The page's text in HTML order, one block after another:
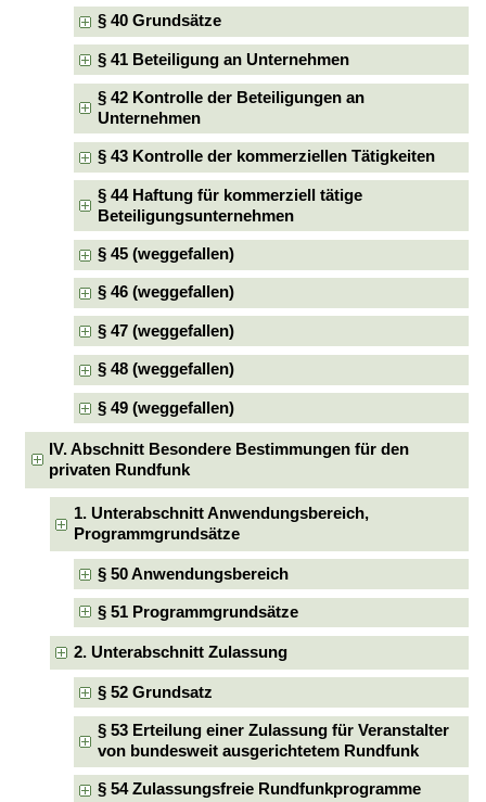
§ 40 Grundsätze
§ 41 Beteiligung an Unternehmen
§ 42 Kontrolle der Beteiligungen an
Unternehmen
§ 43 Kontrolle der kommerziellen Tätigkeiten
§ 44 Haftung für kommerziell tätige
Beteiligungsunternehmen
§ 45 (weggefallen)
§ 46 (weggefallen)
§ 47 (weggefallen)
§ 48 (weggefallen)
§ 49 (weggefallen)
IV. Abschnitt Besondere Bestimmungen für den
privaten Rundfunk
1. Unterabschnitt Anwendungsbereich,
Programmgrundsätze
§ 50 Anwendungsbereich
§ 51 Programmgrundsätze
2. Unterabschnitt Zulassung
§ 52 Grundsatz
§ 53 Erteilung einer Zulassung für Veranstalter
von bundesweit ausgerichtetem Rundfunk
§ 54 Zulassungsfreie Rundfunkprogramme